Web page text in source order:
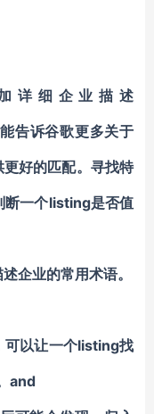
详细企业描述
告诉谷歌更多关于
好的匹配。寻找特
断一个listing是否值
企业的常用术语。
可以让一个listing找
and